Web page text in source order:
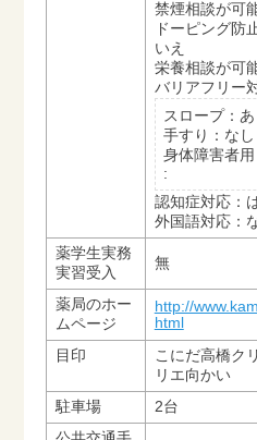
禁煙相談が可
ドーピング防
いえ
栄養相談が可
バリアフリー
スロープ：あ
手すり：なし
身体障害者
:
認知症対応：
外国語対応：
薬学生実務
実習受入
無
薬局のホー
ムページ
http://
html
目印
こにだ高橋ク
リエ向かい
駐車場
2台